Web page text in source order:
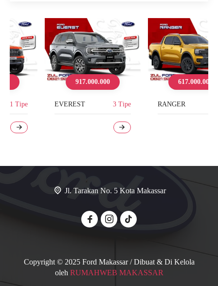
917.000.000
EVEREST 3 Tipe
617.000.000
RANGER 3 Tipe
Jl. Tarakan No. 5 Kota Makassar
Copyright © 2025 Ford Makassar / Dibuat & Di Kelola
oleh RUMAHWEB MAKASSAR